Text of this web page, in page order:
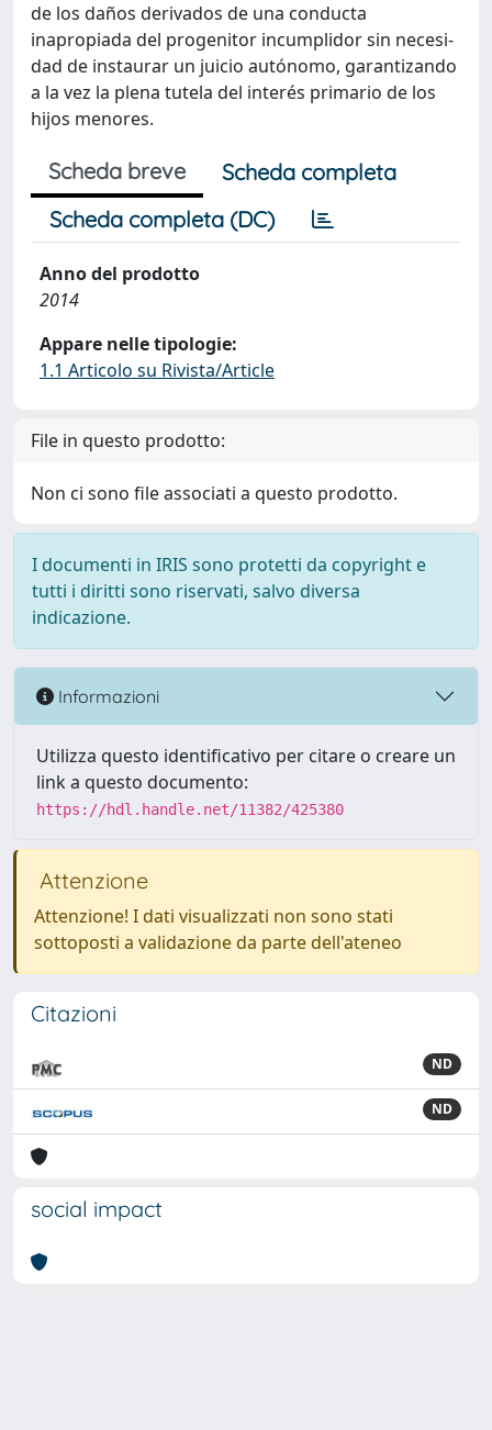
de los daños derivados de una conducta
inapropiada del progenitor incumplidor sin necesi-
dad de instaurar un juicio autónomo, garantizando
a la vez la plena tutela del interés primario de los
hijos menores.
Scheda breve
Scheda completa
Scheda completa (DC)
Anno del prodotto
2014
Appare nelle tipologie:
1.1 Articolo su Rivista/Article
File in questo prodotto:
Non ci sono file associati a questo prodotto.
I documenti in IRIS sono protetti da copyright e
tutti i diritti sono riservati, salvo diversa
indicazione.
Informazioni
Utilizza questo identificativo per citare o creare un
link a questo documento:
https://hdl.handle.net/11382/425380
Attenzione
Attenzione! I dati visualizzati non sono stati
sottoposti a validazione da parte dell'ateneo
Citazioni
ND
ND
social impact